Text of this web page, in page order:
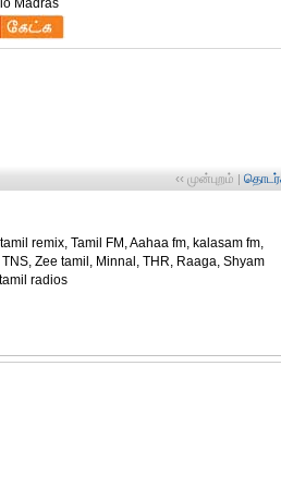
Madras
‹‹ முன்புறம் |
remix, Tamil FM, Aahaa fm, kalasam fm,
Zee tamil, Minnal, THR, Raaga, Shyam
radios